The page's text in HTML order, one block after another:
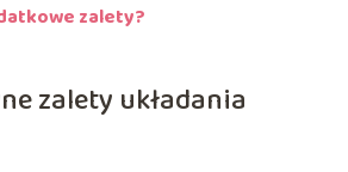
zalety?
zalety układania